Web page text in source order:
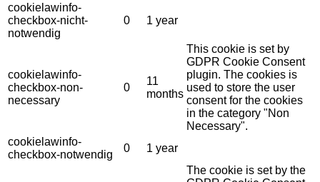
cookielawinfo-
checkbox-nicht-
notwendig
0 1 year
cookielawinfo-
checkbox-non-
necessary
0
11
months
This cookie is set by
GDPR Cookie Consent
plugin. The cookies is
used to store the user
consent for the cookies
in the category "Non
Necessary".
cookielawinfo-
checkbox-notwendig
0 1 year
The cookie is set by the